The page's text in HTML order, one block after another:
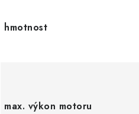
hmotnost
max. výkon motoru